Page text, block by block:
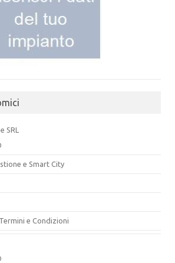
SRL
e Smart City
e Condizioni